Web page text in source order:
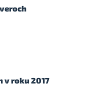
v roku 2017